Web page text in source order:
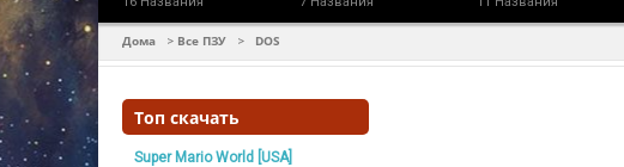
Дома > Все ПЗУ > DOS
Топ скачать
Super Mario World [USA]